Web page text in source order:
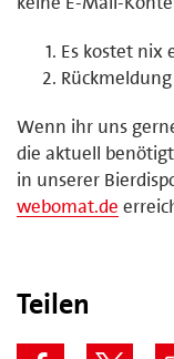
Es kostet nix
Wenn ihr uns
die aktuell
in unserer
webomat.de
Teilen